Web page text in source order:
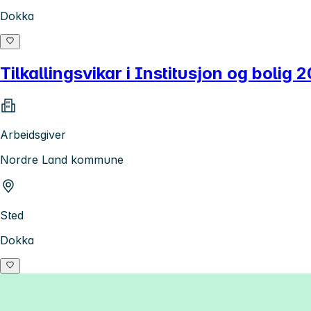
Dokka
Tilkallingsvikar i Institusjon og bolig
Arbeidsgiver
Nordre Land kommune
Sted
Dokka